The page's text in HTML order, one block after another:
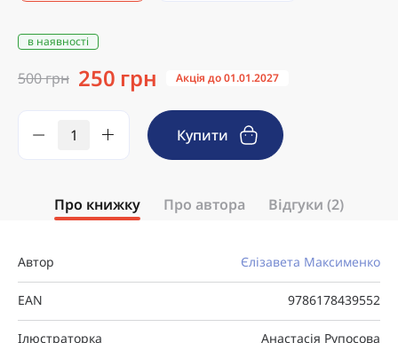
в наявності
500 грн 250 грн Акція до 01.01.2027
Купити
Про книжку Про автора Відгуки (2)
Автор Єлізавета Максименко
EAN 9786178439552
Ілюстраторка Анастасія Рупосова